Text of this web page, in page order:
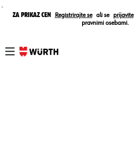
¸
Za prikaz cen Registrirajte se ali se prijavite
pravnimi osebami.